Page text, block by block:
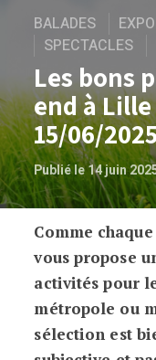
BALADES
SPECTACLES
Les bons
end à
15/06/
Publié le 14 juin
Les bons
Comme
vous propose
activités pour
métropole ou
sélection est